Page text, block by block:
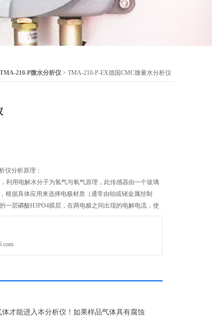
TMA-210-P微水分析仪 > TMA-210-P-EX德国CMC微量水分析仪
仪分析原理：
利用电解水分子为氢气与氧气原理，此传感器由一个玻璃
根据具体应用来选择电极材质（通常由铂或铑金属丝制
一层磷酸H3PO4膜层，在两电极之间出现的电解电流，使
zui终产物是P2O5，P2O5是强吸湿性物质。
才能进入本分析仪！如果样品气体具有腐蚀